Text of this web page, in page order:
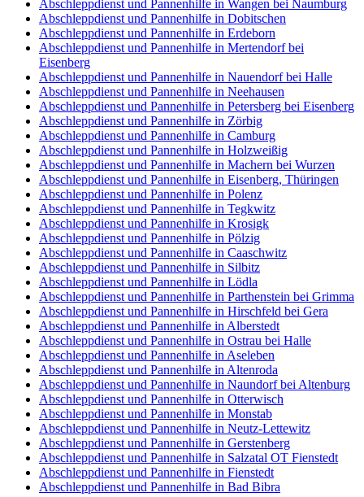
Abschleppdienst und Pannenhilfe in Wangen bei Naumburg
Abschleppdienst und Pannenhilfe in Dobitschen
Abschleppdienst und Pannenhilfe in Erdeborn
Abschleppdienst und Pannenhilfe in Mertendorf bei
Eisenberg
Abschleppdienst und Pannenhilfe in Nauendorf bei Halle
Abschleppdienst und Pannenhilfe in Neehausen
Abschleppdienst und Pannenhilfe in Petersberg bei Eisenberg
Abschleppdienst und Pannenhilfe in Zörbig
Abschleppdienst und Pannenhilfe in Camburg
Abschleppdienst und Pannenhilfe in Holzweißig
Abschleppdienst und Pannenhilfe in Machern bei Wurzen
Abschleppdienst und Pannenhilfe in Eisenberg, Thüringen
Abschleppdienst und Pannenhilfe in Polenz
Abschleppdienst und Pannenhilfe in Tegkwitz
Abschleppdienst und Pannenhilfe in Krosigk
Abschleppdienst und Pannenhilfe in Pölzig
Abschleppdienst und Pannenhilfe in Caaschwitz
Abschleppdienst und Pannenhilfe in Silbitz
Abschleppdienst und Pannenhilfe in Lödla
Abschleppdienst und Pannenhilfe in Parthenstein bei Grimma
Abschleppdienst und Pannenhilfe in Hirschfeld bei Gera
Abschleppdienst und Pannenhilfe in Alberstedt
Abschleppdienst und Pannenhilfe in Ostrau bei Halle
Abschleppdienst und Pannenhilfe in Aseleben
Abschleppdienst und Pannenhilfe in Altenroda
Abschleppdienst und Pannenhilfe in Naundorf bei Altenburg
Abschleppdienst und Pannenhilfe in Otterwisch
Abschleppdienst und Pannenhilfe in Monstab
Abschleppdienst und Pannenhilfe in Neutz-Lettewitz
Abschleppdienst und Pannenhilfe in Gerstenberg
Abschleppdienst und Pannenhilfe in Salzatal OT Fienstedt
Abschleppdienst und Pannenhilfe in Fienstedt
Abschleppdienst und Pannenhilfe in Bad Bibra